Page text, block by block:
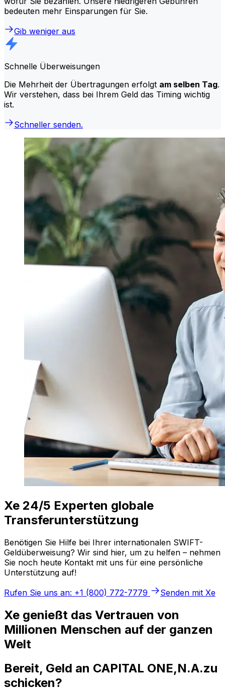
bedeuten mehr Einsparungen für Sie.
Gib weniger aus
Schnelle Überweisungen
Die Mehrheit der Übertragungen erfolgt am selben Tag.
Wir verstehen, dass bei Ihrem Geld das Timing wichtig
ist.
Schneller senden.
Xe 24/5 Experten globale
Transferunterstützung
Benötigen Sie Hilfe bei Ihrer internationalen SWIFT-
Geldüberweisung? Wir sind hier, um zu helfen – nehmen
Sie noch heute Kontakt mit uns für eine persönliche
Unterstützung auf!
Rufen Sie uns an: +1 (800) 772-7779
Senden mit Xe
Xe genießt das Vertrauen von
Millionen Menschen auf der ganzen
Welt
Bereit, Geld an CAPITAL ONE,N.A.zu
schicken?